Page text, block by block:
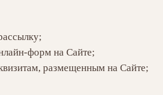
форм на Сайте;
размещенным на Сайте;